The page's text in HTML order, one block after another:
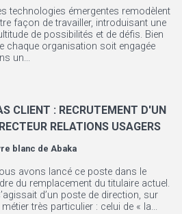
technologies émergentes remodèlent
façon de travailler, introduisant une
de possibilités et de défis. Bien
chaque organisation soit engagée
un...
CLIENT : RECRUTEMENT D'UN
RELATIONS USAGERS
blanc deAbaka
avons lancé ce poste dans le
du remplacement du titulaire actuel.
d’un poste de direction, sur
métier très particulier : celui de « la...